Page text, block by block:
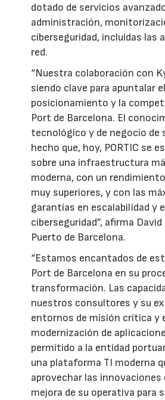
dotado de servicios
administración,
ciberseguridad, incluidas las
red.
“Nuestra colaboración con
siendo clave para apuntalar el
posicionamiento y la
Port de Barcelona. El
tecnológico y de negocio de
hecho que, hoy, PORTIC se
sobre una infraestructura
moderna, con un
muy superiores, y con las
garantías en escalabilidad y
ciberseguridad”, afirma David
Puerto de Barcelona.
“Estamos encantados de
Port de Barcelona en su
transformación. Las
nuestros consultores y su
entornos de misión crítica y
modernización de
permitido a la entidad
una plataforma TI moderna
aprovechar las innovaciones
mejora de su operativa para